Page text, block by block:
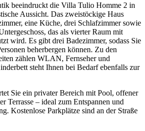
beeindruckt die Villa Tulio Homme 2 in
Aussicht. Das zweistöckige Haus
eine Küche, drei Schlafzimmer sowie
das als vierter Raum mit
wird. Es gibt drei Badezimmer, sodass Sie
beherbergen können. Zu den
zählen WLAN, Fernseher und
steht Ihnen bei Bedarf ebenfalls zur
Sie ein privater Bereich mit Pool, offener
Terrasse – ideal zum Entspannen und
Kostenlose Parkplätze sind an der Straße